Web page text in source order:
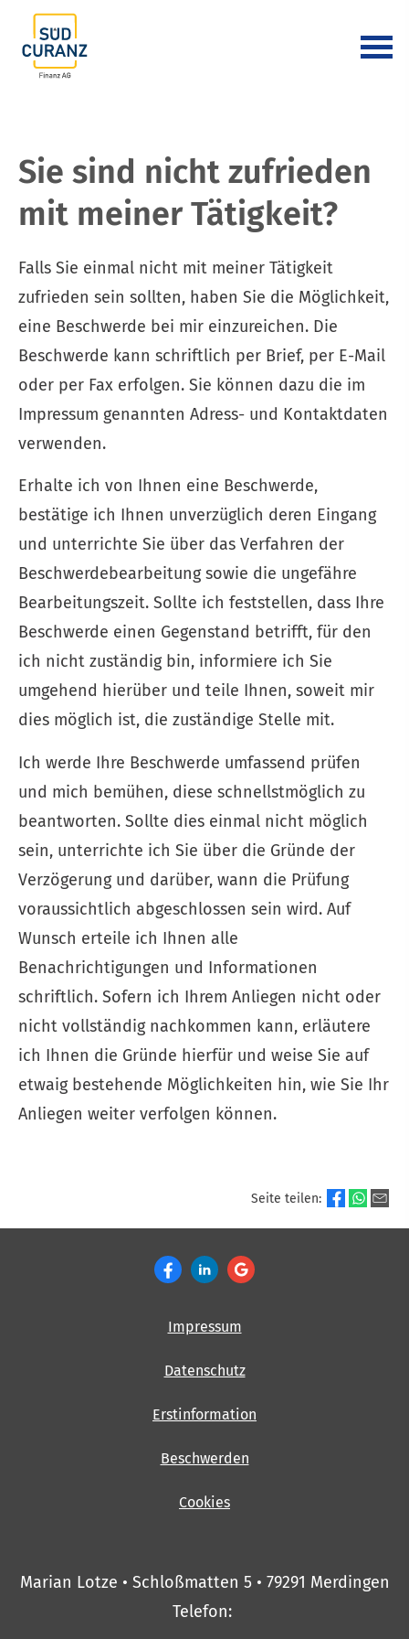
Sie sind nicht zufrieden
mit meiner Tätigkeit?
Falls Sie einmal nicht mit meiner Tätigkeit
zufrieden sein sollten, haben Sie die Möglichkeit,
eine Beschwerde bei mir einzureichen. Die
Beschwerde kann schriftlich per Brief, per E-Mail
oder per Fax erfolgen. Sie können dazu die im
Impressum genannten Adress- und Kontaktdaten
verwenden.
Erhalte ich von Ihnen eine Beschwerde,
bestätige ich Ihnen unverzüglich deren Eingang
und unterrichte Sie über das Verfahren der
Beschwerdebearbeitung sowie die ungefähre
Bearbeitungszeit. Sollte ich feststellen, dass Ihre
Beschwerde einen Gegenstand betrifft, für den
ich nicht zuständig bin, informiere ich Sie
umgehend hierüber und teile Ihnen, soweit mir
dies möglich ist, die zuständige Stelle mit.
Ich werde Ihre Beschwerde umfassend prüfen
und mich bemühen, diese schnellstmöglich zu
beantworten. Sollte dies einmal nicht möglich
sein, unterrichte ich Sie über die Gründe der
Verzögerung und darüber, wann die Prüfung
voraussichtlich abgeschlossen sein wird. Auf
Wunsch erteile ich Ihnen alle
Benachrichtigungen und Informationen
schriftlich. Sofern ich Ihrem Anliegen nicht oder
nicht vollständig nachkommen kann, erläutere
ich Ihnen die Gründe hierfür und weise Sie auf
etwaig bestehende Möglichkeiten hin, wie Sie Ihr
Anliegen weiter verfolgen können.
Seite teilen:
Impressum
Datenschutz
Erstinformation
Beschwerden
Cookies
Marian Lotze • Schloßmatten 5 • 79291 Merdingen
Telefon: